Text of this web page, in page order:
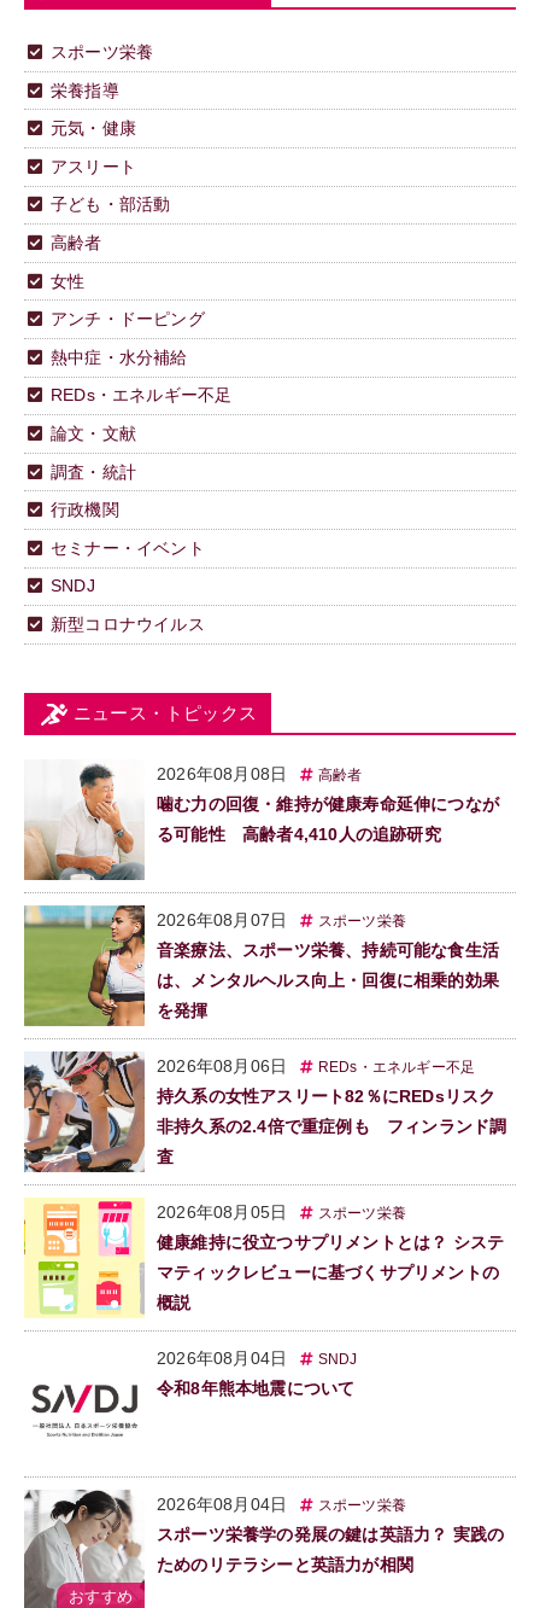
スポーツ栄養
栄養指導
元気・健康
アスリート
子ども・部活動
高齢者
女性
アンチ・ドーピング
熱中症・水分補給
REDs・エネルギー不足
論文・文献
調査・統計
行政機関
セミナー・イベント
SNDJ
新型コロナウイルス
ニュース・トピックス
2026年08月08日 高齢者
噛む力の回復・維持が健康寿命延伸につなが
る可能性 高齢者4,410人の追跡研究
2026年08月07日 スポーツ栄養
音楽療法、スポーツ栄養、持続可能な食生活
は、メンタルヘルス向上・回復に相乗的効果
を発揮
2026年08月06日 REDs・エネルギー不足
持久系の女性アスリート82％にREDsリスク
非持久系の2.4倍で重症例も フィンランド調
査
2026年08月05日 スポーツ栄養
健康維持に役立つサプリメントとは？ システ
マティックレビューに基づくサプリメントの
概説
2026年08月04日 SNDJ
令和8年熊本地震について
2026年08月04日 スポーツ栄養
スポーツ栄養学の発展の鍵は英語力？ 実践の
ためのリテラシーと英語力が相関